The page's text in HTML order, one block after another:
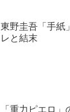
東野圭吾「手紙
レと結末
「重力ピエロ